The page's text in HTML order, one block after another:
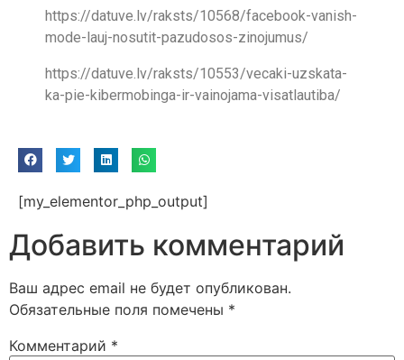
https://datuve.lv/raksts/10568/facebook-vanish-
mode-lauj-nosutit-pazudosos-zinojumus/
https://datuve.lv/raksts/10553/vecaki-uzskata-
ka-pie-kibermobinga-ir-vainojama-visatlautiba/
[my_elementor_php_output]
Добавить комментарий
Ваш адрес email не будет опубликован.
Обязательные поля помечены *
Комментарий *